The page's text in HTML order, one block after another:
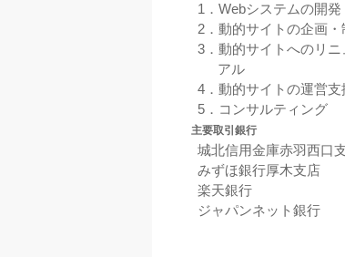
1．Webシステムの開発
2．動的サイトの企画・
3．動的サイトへのリニ
アル
4．動的サイトの運営支
5．コンサルティング
主要取引銀行
城北信用金庫赤羽西口
みずほ銀行厚木支店
楽天銀行
ジャパンネット銀行